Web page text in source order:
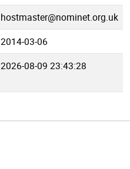
hostmaster@nominet.org.uk
2014-03-06
2026-08-09 23:43:28